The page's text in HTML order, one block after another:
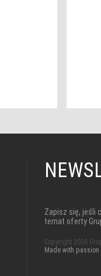
Zapisz się, jeśli
temat oferty
Copyright 2026
Made with passion